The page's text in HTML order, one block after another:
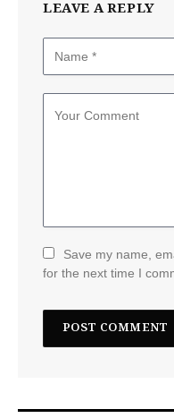
LEAVE A REPLY
Save my name,
for the next time I